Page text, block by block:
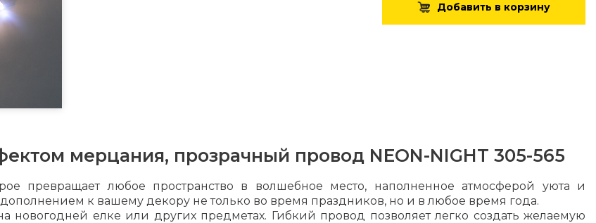
Добавить в корзину
мерцания, прозрачный провод NEON-NIGHT 305-565
превращает любое пространство в волшебное место, наполненное атмосферой уюта и
к вашему декору не только во время праздников, но и в любое время года.
новогодней елке или других предметах. Гибкий провод позволяет легко создать желаемую